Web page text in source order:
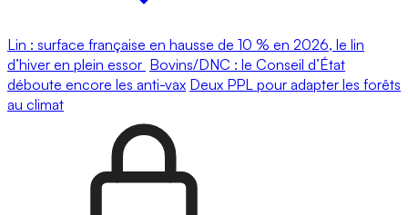
Lin : surface française en hausse de 10 % en 2026, le lin
d’hiver en plein essor Bovins/DNC : le Conseil d’État
déboute encore les anti-vax Deux PPL pour adapter les forêts
au climat